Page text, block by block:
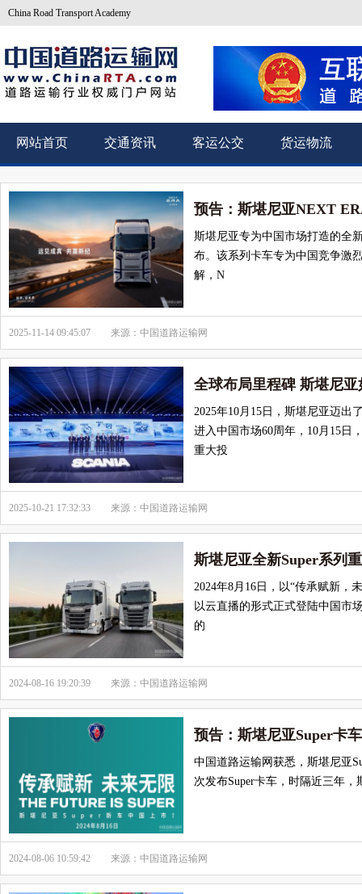
China Road Transport Academy
网站首页 交通资讯 客运公交 货运物流
预告：斯堪尼亚NEXT
斯堪尼亚专为中国市场打造的全
布。该系列卡车专为中国竞争激
解，N
2025-11-14 09:45:07 来源：中国道路运输网
全球布局里程碑 斯堪尼
2025年10月15日，斯堪尼亚迈出
进入中国市场60周年，10月15日
重大投
2025-10-21 17:32:33 来源：中国道路运输网
斯堪尼亚全新Super系列
2024年8月16日，以“传承赋新
以云直播的形式正式登陆中国市
的
2024-08-16 19:20:39 来源：中国道路运输网
预告：斯堪尼亚Super卡
中国道路运输网获悉，斯堪尼亚
次发布Super卡车，时隔近三年
2024-08-06 10:59:42 来源：中国道路运输网